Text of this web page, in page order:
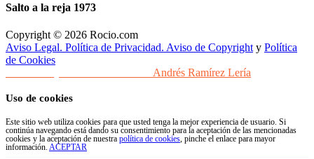
Salto a la reja 1973
Copyright © 2026 Rocio.com
Aviso Legal. Política de Privacidad. Aviso de Copyright y Política
de Cookies
Andrés Ramírez Lería
Uso de cookies
Este sitio web utiliza cookies para que usted tenga la mejor experiencia de usuario. Si
continúa navegando está dando su consentimiento para la aceptación de las mencionadas
cookies y la aceptación de nuestra política de cookies, pinche el enlace para mayor
información. ACEPTAR